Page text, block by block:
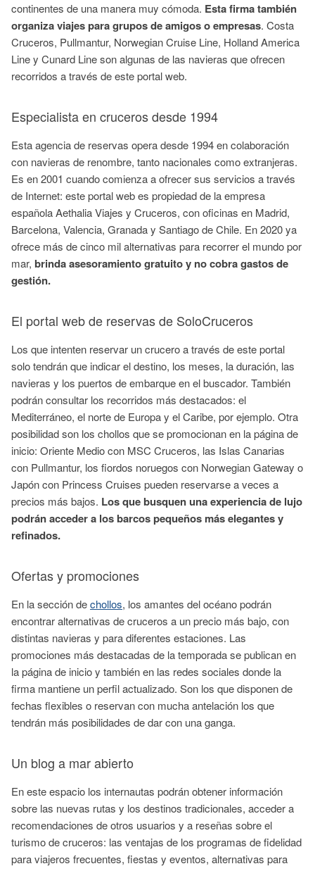
continentes de una manera muy cómoda. Esta firma también
organiza viajes para grupos de amigos o empresas. Costa
Cruceros, Pullmantur, Norwegian Cruise Line, Holland America
Line y Cunard Line son algunas de las navieras que ofrecen
recorridos a través de este portal web.
Especialista en cruceros desde 1994
Esta agencia de reservas opera desde 1994 en colaboración
con navieras de renombre, tanto nacionales como extranjeras.
Es en 2001 cuando comienza a ofrecer sus servicios a través
de Internet: este portal web es propiedad de la empresa
española Aethalia Viajes y Cruceros, con oficinas en Madrid,
Barcelona, Valencia, Granada y Santiago de Chile. En 2020 ya
ofrece más de cinco mil alternativas para recorrer el mundo por
mar, brinda asesoramiento gratuito y no cobra gastos de
gestión.
El portal web de reservas de SoloCruceros
Los que intenten reservar un crucero a través de este portal
solo tendrán que indicar el destino, los meses, la duración, las
navieras y los puertos de embarque en el buscador. También
podrán consultar los recorridos más destacados: el
Mediterráneo, el norte de Europa y el Caribe, por ejemplo. Otra
posibilidad son los chollos que se promocionan en la página de
inicio: Oriente Medio con MSC Cruceros, las Islas Canarias
con Pullmantur, los fiordos noruegos con Norwegian Gateway o
Japón con Princess Cruises pueden reservarse a veces a
precios más bajos. Los que busquen una experiencia de lujo
podrán acceder a los barcos pequeños más elegantes y
refinados.
Ofertas y promociones
En la sección dechollos, los amantes del océano podrán
encontrar alternativas de cruceros a un precio más bajo, con
distintas navieras y para diferentes estaciones. Las
promociones más destacadas de la temporada se publican en
la página de inicio y también en las redes sociales donde la
firma mantiene un perfil actualizado. Son los que disponen de
fechas flexibles o reservan con mucha antelación los que
tendrán más posibilidades de dar con una ganga.
Un blog a mar abierto
En este espacio los internautas podrán obtener información
sobre las nuevas rutas y los destinos tradicionales, acceder a
recomendaciones de otros usuarios y a reseñas sobre el
turismo de cruceros: las ventajas de los programas de fidelidad
para viajeros frecuentes, fiestas y eventos, alternativas para